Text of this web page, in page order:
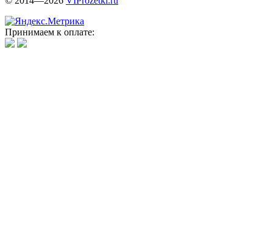
Принимаем к оплате: